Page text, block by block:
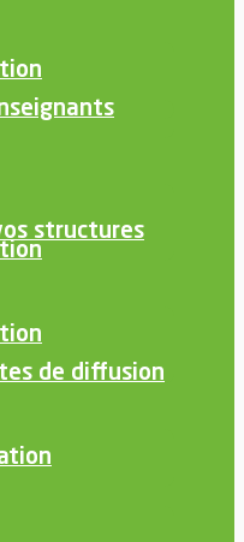
structures
de diffusion